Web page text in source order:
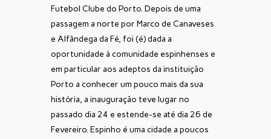
Futebol Clube do Porto. Depois de uma
passagem a norte por Marco de Canaveses
e Alfândega da Fé, foi (é) dada a
oportunidade à comunidade espinhenses e
em particular aos adeptos da instituição
Porto a conhecer um pouco mais da sua
história, a inauguração teve lugar no
passado dia 24 e estende-se até dia 26 de
Fevereiro. Espinho é uma cidade a poucos